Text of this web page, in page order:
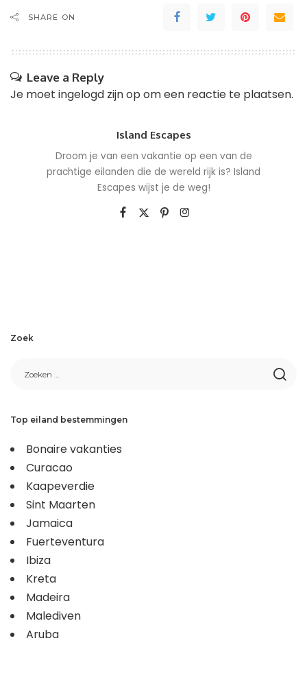
SHARE ON
Leave a Reply
Je moet ingelogd zijn op om een reactie te plaatsen.
Island Escapes
Droom je van een vakantie op een van de
prachtige eilanden die de wereld rijk is? Island
Escapes wijst je de weg!
Zoek
Top eiland bestemmingen
Bonaire vakanties
Curacao
Kaapeverdie
Sint Maarten
Jamaica
Fuerteventura
Ibiza
Kreta
Madeira
Malediven
Aruba